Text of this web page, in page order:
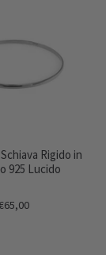
Rigido in
925 Lucido